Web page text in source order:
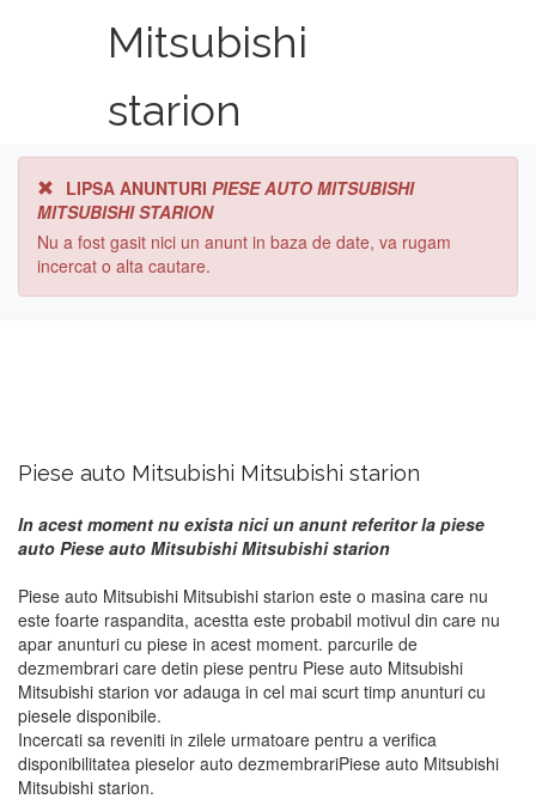
Mitsubishi
starion
LIPSA ANUNTURI PIESE AUTO MITSUBISHI
MITSUBISHI STARION
Nu a fost gasit nici un anunt in baza de date, va rugam
incercat o alta cautare.
Piese auto Mitsubishi Mitsubishi starion
In acest moment nu exista nici un anunt referitor la piese
auto Piese auto Mitsubishi Mitsubishi starion
Piese auto Mitsubishi Mitsubishi starion este o masina care nu
este foarte raspandita, acestta este probabil motivul din care nu
apar anunturi cu piese in acest moment. parcurile de
dezmembrari care detin piese pentru Piese auto Mitsubishi
Mitsubishi starion vor adauga in cel mai scurt timp anunturi cu
piesele disponibile.
Incercati sa reveniti in zilele urmatoare pentru a verifica
disponibilitatea pieselor auto dezmembrariPiese auto Mitsubishi
Mitsubishi starion.